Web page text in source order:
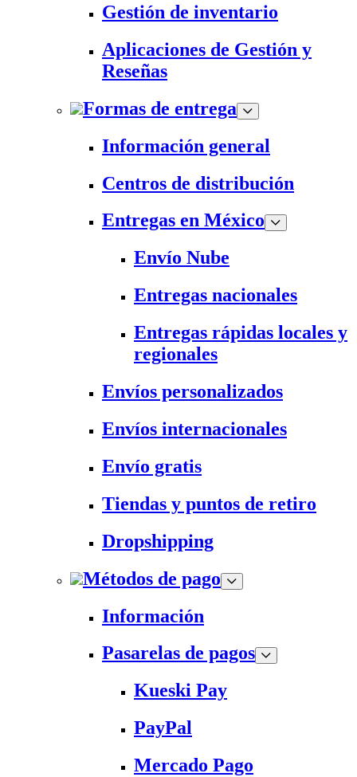
Gestión de inventario
Aplicaciones de Gestión y
Reseñas
Formas de entrega
Información general
Centros de distribución
Entregas en México
Envío Nube
Entregas nacionales
Entregas rápidas locales y
regionales
Envíos personalizados
Envíos internacionales
Envío gratis
Tiendas y puntos de retiro
Dropshipping
Métodos de pago
Información
Pasarelas de pagos
Kueski Pay
PayPal
Mercado Pago